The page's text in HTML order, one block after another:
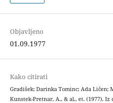
Objavljeno
01.09.1977
Kako citirati
Gradišek; Darinka Tominc; Ada Ličen;
Kunstek-Pretnar, A., & al., et. (1977).